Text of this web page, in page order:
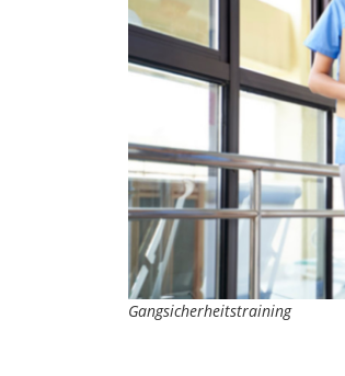
Gangsicherheitstraining